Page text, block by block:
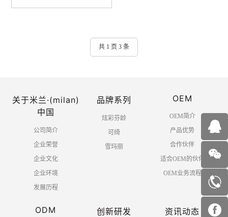
共 1 页 3 条
关于米兰·(milan)
中国
公司简介
企业荣誉
企业文化
企业环境
发展历程
品牌系列
炫彩芬龄
可绮
雪玛丽
OEM
OEM简介
产品优势
合作伙伴
适合OEM的伙伴
OEM业务流程
ODM 创新研发 资讯动态